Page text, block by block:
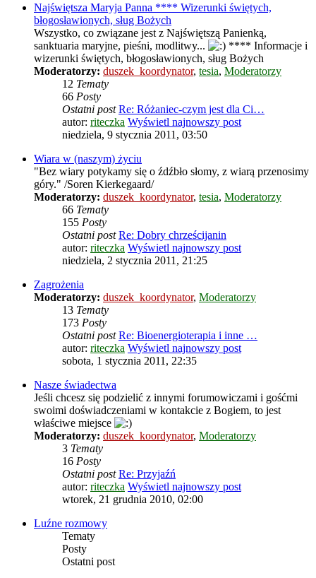
Najświętsza Maryja Panna **** Wizerunki świętych,
błogosławionych, sług Bożych
Wszystko, co związane jest z Najświętszą Panienką,
sanktuaria maryjne, pieśni, modlitwy...
**** Informacje i
wizerunki świętych, błogosławionych, sług Bożych
Moderatorzy: duszek_koordynator, tesia, Moderatorzy
12 Tematy
66 Posty
Ostatni post Re: Różaniec-czym jest dla Ci…
autor: riteczka Wyświetl najnowszy post
niedziela, 9 stycznia 2011, 03:50
Wiara w (naszym) życiu
"Bez wiary potykamy się o źdźbło słomy, z wiarą przenosimy
góry." /Soren Kierkegaard/
Moderatorzy: duszek_koordynator, tesia, Moderatorzy
66 Tematy
155 Posty
Ostatni post Re: Dobry chrześcijanin
autor: riteczka Wyświetl najnowszy post
niedziela, 2 stycznia 2011, 21:25
Zagrożenia
Moderatorzy: duszek_koordynator, Moderatorzy
13 Tematy
173 Posty
Ostatni post Re: Bioenergioterapia i inne …
autor: riteczka Wyświetl najnowszy post
sobota, 1 stycznia 2011, 22:35
Nasze świadectwa
Jeśli chcesz się podzielić z innymi forumowiczami i gośćmi
swoimi doświadczeniami w kontakcie z Bogiem, to jest
właściwe miejsce
Moderatorzy: duszek_koordynator, Moderatorzy
3 Tematy
16 Posty
Ostatni post Re: Przyjaźń
autor: riteczka Wyświetl najnowszy post
wtorek, 21 grudnia 2010, 02:00
Luźne rozmowy
Tematy
Posty
Ostatni post